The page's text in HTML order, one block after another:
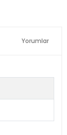
Yorumlar